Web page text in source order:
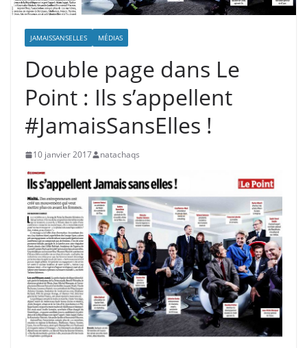
JAMAISSANSELLES MÉDIAS
Double page dans Le
Point : Ils s’appellent
#JamaisSansElles !
10 janvier 2017 natachaqs